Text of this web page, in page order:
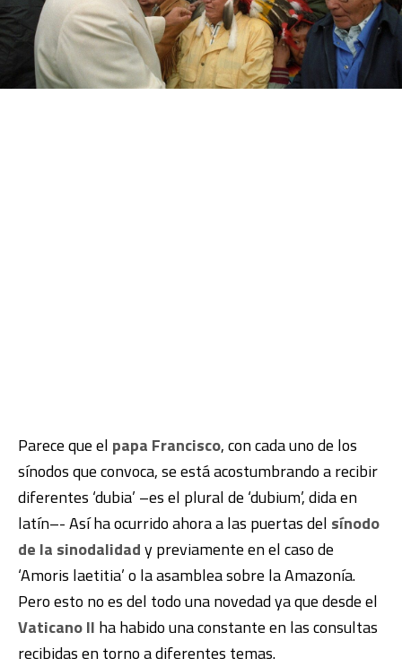
Parece que el papa Francisco, con cada uno de los
sínodos que convoca, se está acostumbrando a recibir
diferentes ‘dubia’ –es el plural de ‘dubium’, dida en
latín–- Así ha ocurrido ahora a las puertas del sínodo
de la sinodalidady previamente en el caso de
‘Amoris laetitia’ o la asamblea sobre la Amazonía.
Pero esto no es del todo una novedad ya que desde el
Vaticano II ha habido una constante en las consultas
recibidas en torno a diferentes temas.